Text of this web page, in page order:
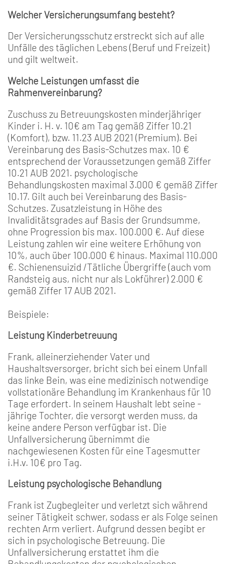
Welcher Versicherungsumfang besteht?
Der Versicherungsschutz erstreckt sich auf alle
Unfälle des täglichen Lebens (Beruf und Freizeit)
und gilt weltweit.
Welche Leistungen umfasst die
Rahmenvereinbarung?
Zuschuss zu Betreuungskosten minderjähriger
Kinder i. H. v. 10€ am Tag gemäß Ziffer 10.21
(Komfort), bzw. 11.23 AUB 2021 (Premium). Bei
Vereinbarung des Basis-Schutzes max. 10 €
entsprechend der Voraussetzungen gemäß Ziffer
10.21 AUB 2021. psychologische
Behandlungskosten maximal 3.000 € gemäß Ziffer
10.17. Gilt auch bei Vereinbarung des Basis-
Schutzes. Zusatzleistung in Höhe des
Invaliditätsgrades auf Basis der Grundsumme,
ohne Progression bis max. 100.000 €. Auf diese
Leistung zahlen wir eine weitere Erhöhung von
10%, auch über 100.000 € hinaus. Maximal 110.000
€. Schienensuizid /Tätliche Übergriffe (auch vom
Randsteig aus, nicht nur als Lokführer) 2.000 €
gemäß Ziffer 17 AUB 2021.
Beispiele:
Leistung Kinderbetreuung
Frank, alleinerziehender Vater und
Haushaltsversorger, bricht sich bei einem Unfall
das linke Bein, was eine medizinisch notwendige
vollstationäre Behandlung im Krankenhaus für 10
Tage erfordert. In seinem Haushalt lebt seine -
jährige Tochter, die versorgt werden muss, da
keine andere Person verfügbar ist. Die
Unfallversicherung übernimmt die
nachgewiesenen Kosten für eine Tagesmutter
i.H.v. 10€ pro Tag.
Leistung psychologische Behandlung
Frank ist Zugbegleiter und verletzt sich während
seiner Tätigkeit schwer, sodass er als Folge seinen
rechten Arm verliert. Aufgrund dessen begibt er
sich in psychologische Betreuung. Die
Unfallversicherung erstattet ihm die